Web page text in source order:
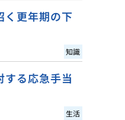
く更年期の下
知識
する応急手当
生活